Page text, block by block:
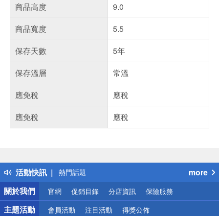
商品高度
9.0
商品寬度
5.5
保存天數
5年
保存溫層
常溫
應免稅
應稅
應免稅
應稅
活動快訊
得獎公告
熱門話題
銀行優惠
偏遠地區配送
詐騙網頁！請小心！
more
關於我們
官網 促銷目錄 分店資訊 保險服務
主題活動 會員活動 注目活動 得獎公佈